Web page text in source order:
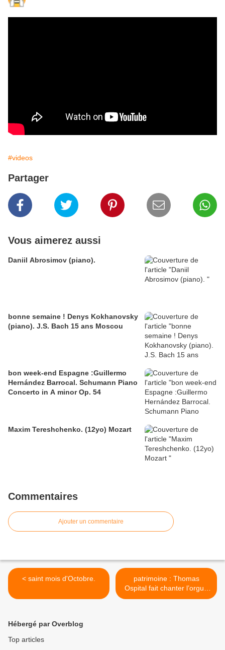
#videos
Partager
Vous aimerez aussi
Daniil Abrosimov (piano).
bonne semaine ! Denys Kokhanovsky
(piano). J.S. Bach 15 ans Moscou
bon week-end Espagne :Guillermo
Hernández Barrocal. Schumann Piano
Concerto in A minor Op. 54
Maxim Tereshchenko. (12yo) Mozart
Commentaires
Ajouter un commentaire
< saint mois d'Octobre.
patrimoine : Thomas
Ospital fait chanter l’orgue
de Notre-Dame, à Alençon
Hébergé par Overblog
Top articles